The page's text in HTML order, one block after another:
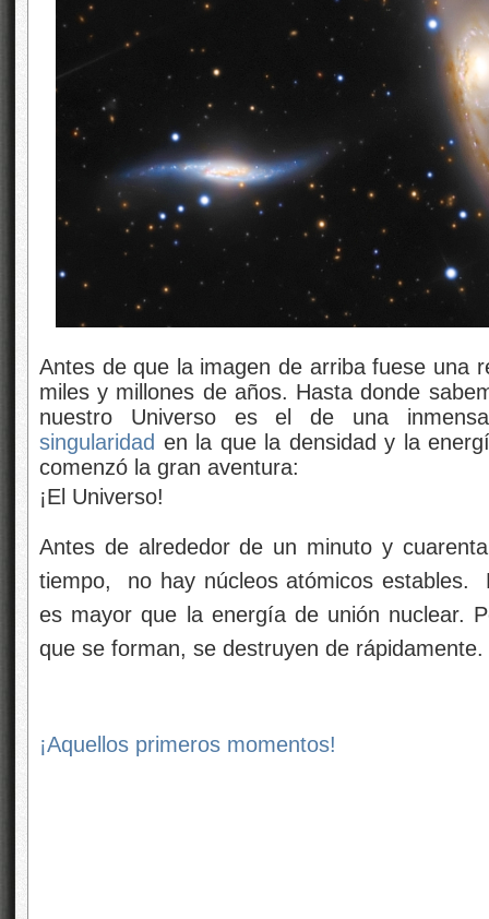
Antes de que la imagen de arriba fuese una
miles y millones de años. Hasta donde
nuestro Universo es el de una
singularidad en la que la densidad y la
comenzó la gran aventura:
¡El Universo!
Antes de alrededor de un minuto y
tiempo, no hay núcleos atómicos estables.
es mayor que la energía de unión nuclear.
que se forman, se destruyen de rápidamente.
¡Aquellos primeros momentos!